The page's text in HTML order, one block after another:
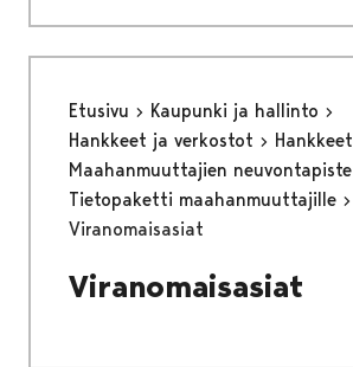
Etusivu
Kaupunki ja hallinto
Hankkeet ja verkostot
Hankkeet
Maahanmuuttajien neuvontapiste
Tietopaketti maahanmuuttajille
Viranomaisasiat
Viranomaisasiat